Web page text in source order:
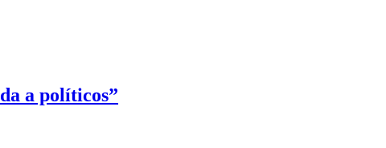
a políticos”